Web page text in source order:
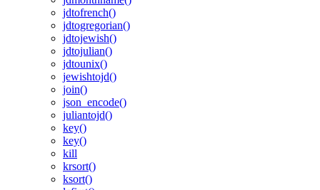
jdtofrench()
jdtogregorian()
jdtojewish()
jdtojulian()
jdtounix()
jewishtojd()
join()
json_encode()
juliantojd()
key()
key()
kill
krsort()
ksort()